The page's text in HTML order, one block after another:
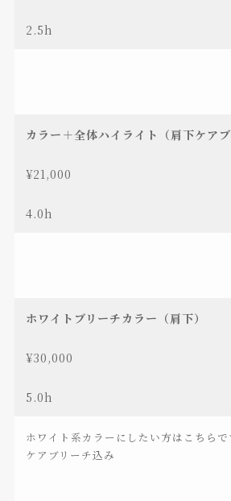
2.5h
カラー＋全体ハイライト（肩下ケアブ
¥21,000
4.0h
ホワイトブリーチカラー（肩下）
¥30,000
5.0h
ホワイト系カラーにしたい方はこちらで
ケアブリーチ込み